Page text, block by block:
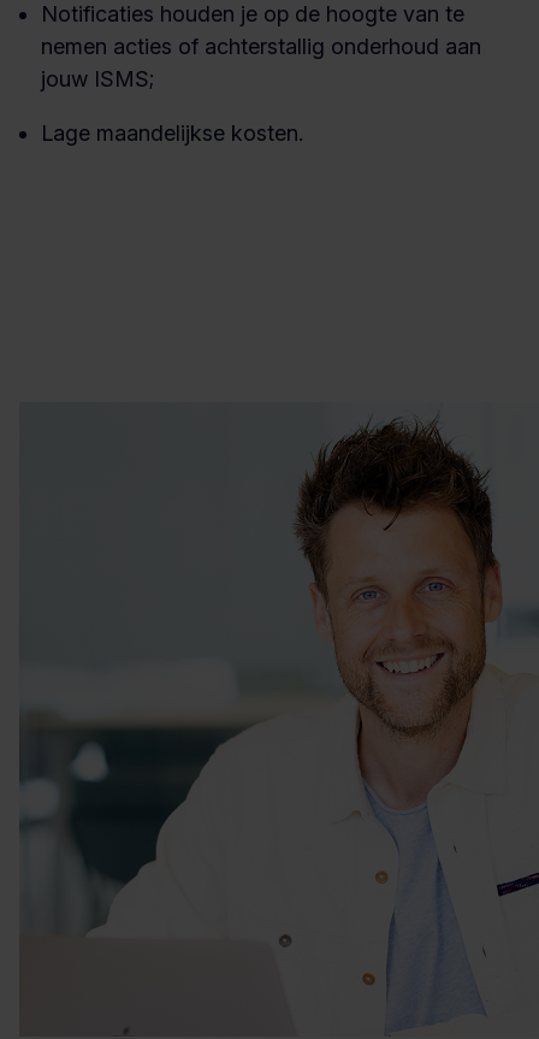
Notificaties houden je op de hoogte van te
nemen acties of achterstallig onderhoud aan
jouw ISMS;
Lage maandelijkse kosten.